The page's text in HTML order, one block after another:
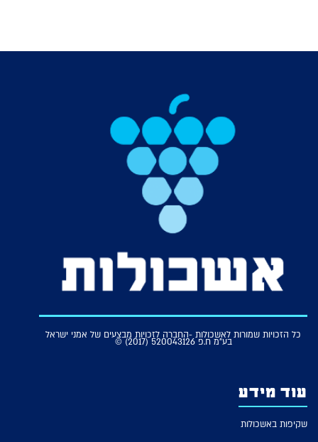
כל הזכויות שמורות לאשכולות -החברה לזכויות מבצעים של אמני ישראל
בע"מ ח.פ 520043126 (2017) ©
עוד מידע
שקיפות באשכולות